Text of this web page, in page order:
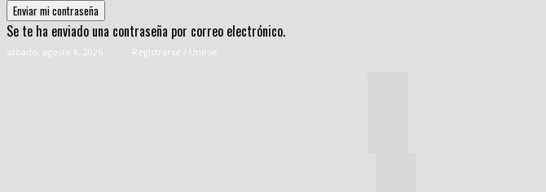
Se te ha enviado una contraseña por correo electrónico.
sábado, agosto 8, 2026 Registrarse / Unirse